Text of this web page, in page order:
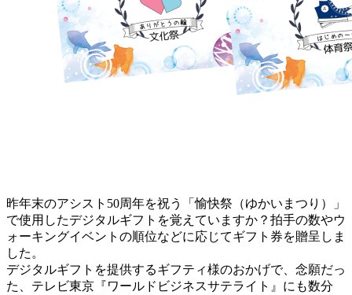
昨年末のアシスト50周年を祝う「愉快祭（ゆかいまつり）」
で使用したデジタルギフトを覚えていますか？拍手の数やウ
ォーキングイベントの順位などに応じてギフト券を贈呈しま
した。
デジタルギフトを提供するギフティ様のおかげで、念願だっ
た、テレビ東京『ワールドビジネスサテライト』にも数分